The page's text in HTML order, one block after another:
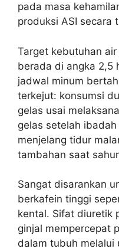
pada masa
produksi ASI secara
Target kebutuhan
berada di angka 2,5
jadwal minum
terkejut: konsumsi
gelas usai
gelas setelah
menjelang tidur
tambahan saat
Sangat disarankan
berkafein tinggi
kental. Sifat diuretik
ginjal mempercepat
dalam tubuh melalui